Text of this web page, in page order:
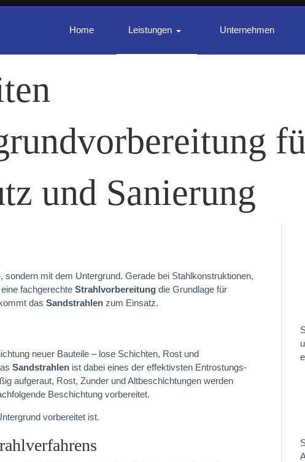
Home Leistungen Unternehmen
und Sanierung
mit dem Untergrund. Gerade bei Stahlkonstruktionen,
fachgerechte Strahlvorbereitung die Grundlage für
das Sandstrahlen zum Einsatz.
neuer Bauteile – lose Schichten, Rost und
Sandstrahlen ist dabei eines der effektivsten Entrostungs-
aufgeraut, Rost, Zunder und Altbeschichtungen werden
Beschichtung vorbereitet.
vorbereitet ist.